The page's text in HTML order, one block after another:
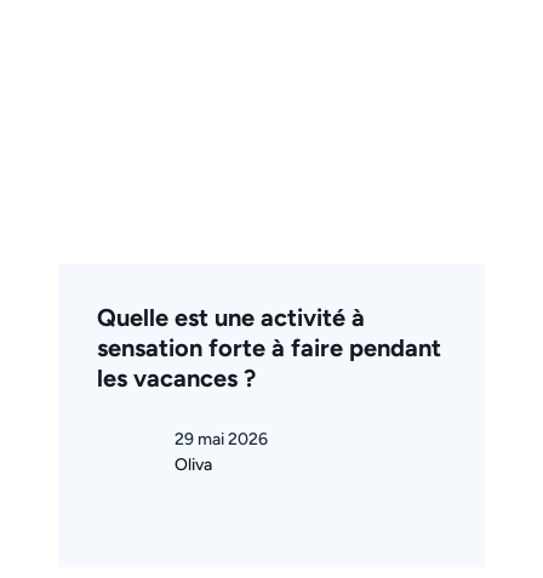
Quelle est une activité à
sensation forte à faire pendant
les vacances ?
29 mai 2026
Oliva